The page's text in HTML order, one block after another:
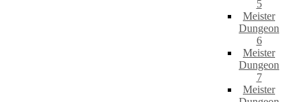
5
Meister
Dungeon
6
Meister
Dungeon
7
Meister